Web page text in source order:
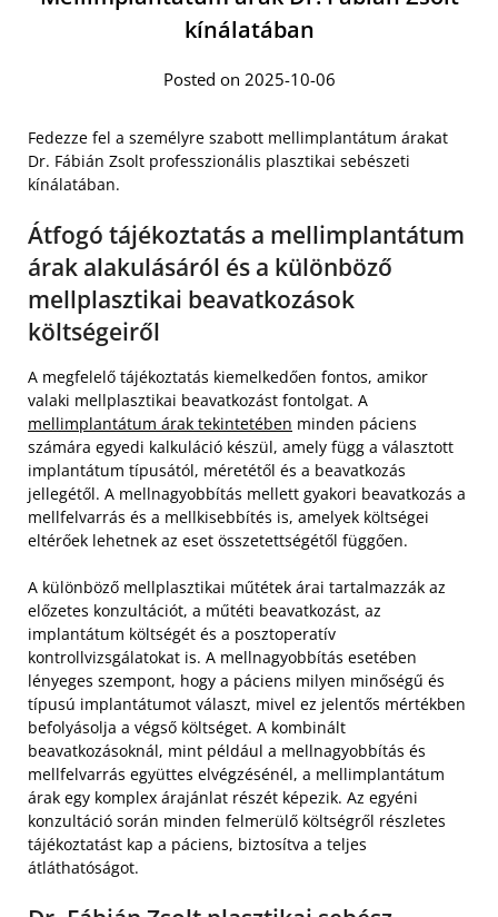
kínálatában
Posted on 2025-10-06
Fedezze fel a személyre szabott mellimplantátum árakat
Dr. Fábián Zsolt professzionális plasztikai sebészeti
kínálatában.
Átfogó tájékoztatás a mellimplantátum
árak alakulásáról és a különböző
mellplasztikai beavatkozások
költségeiről
A megfelelő tájékoztatás kiemelkedően fontos, amikor
valaki mellplasztikai beavatkozást fontolgat. A
mellimplantátum árak tekintetében minden páciens
számára egyedi kalkuláció készül, amely függ a választott
implantátum típusától, méretétől és a beavatkozás
jellegétől. A mellnagyobbítás mellett gyakori beavatkozás a
mellfelvarrás és a mellkisebbítés is, amelyek költségei
eltérőek lehetnek az eset összetettségétől függően.
A különböző mellplasztikai műtétek árai tartalmazzák az
előzetes konzultációt, a műtéti beavatkozást, az
implantátum költségét és a posztoperatív
kontrollvizsgálatokat is. A mellnagyobbítás esetében
lényeges szempont, hogy a páciens milyen minőségű és
típusú implantátumot választ, mivel ez jelentős mértékben
befolyásolja a végső költséget. A kombinált
beavatkozásoknál, mint például a mellnagyobbítás és
mellfelvarrás együttes elvégzésénél, a mellimplantátum
árak egy komplex árajánlat részét képezik. Az egyéni
konzultáció során minden felmerülő költségről részletes
tájékoztatást kap a páciens, biztosítva a teljes
átláthatóságot.